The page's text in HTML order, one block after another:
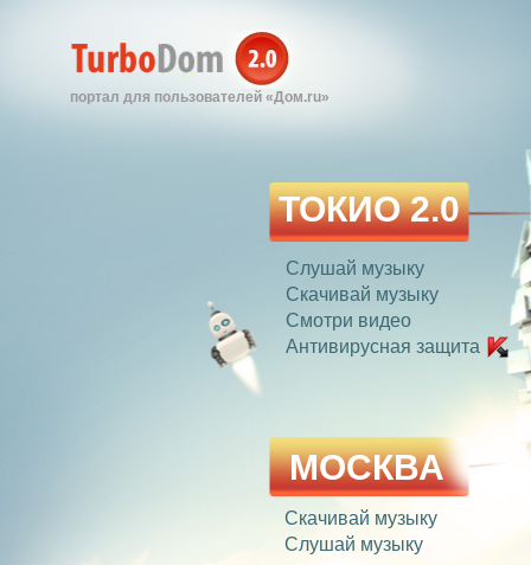
портал для пользователей «Дом.ru»
ТОКИО 2.0
Слушай музыку
Скачивай музыку
Смотри видео
Антивирусная защита
МОСКВА
Скачивай музыку
Слушай музыку